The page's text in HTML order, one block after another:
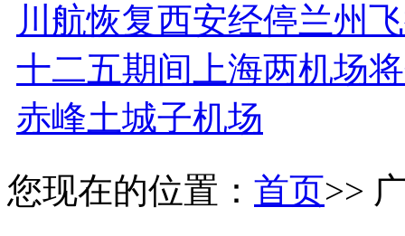
川航恢复西安经停兰州
十二五期间上海两机场
赤峰土城子机场
您现在的位置： 首页>>